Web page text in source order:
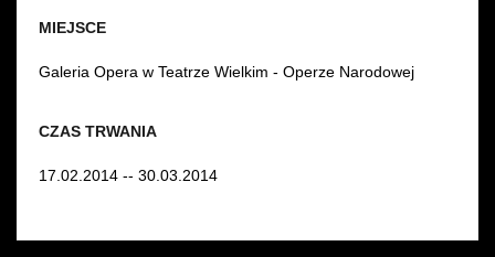
CZAS TRWANIA
17.02.2014 -- 30.03.2014
MIEJSCE
Galeria Opera w Teatrze Wielkim - Operze Narodowej